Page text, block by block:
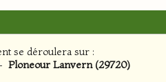
se déroulera sur :
Ploneour Lanvern (29720)